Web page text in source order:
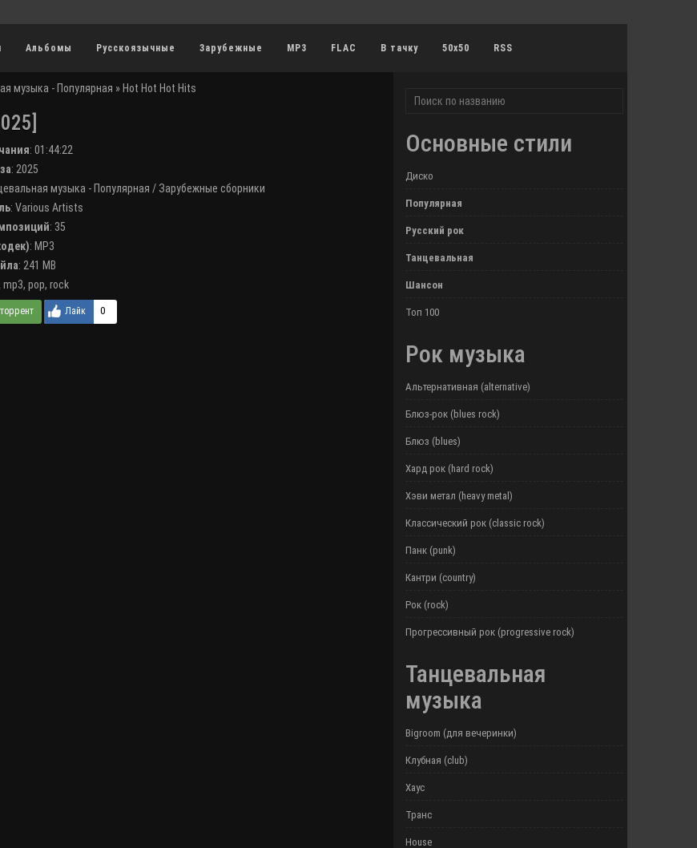
Альбомы Русскоязычные Зарубежные MP3 FLAC В тачку 50x50 RSS
музыка - Популярная » Hot Hot Hot Hits
: 01:44:22
: 2025
музыка - Популярная / Зарубежные сборники
: Various Artists
: 35
: MP3
: 241 MB
mp3, pop, rock
0
Основные стили
Диско
Популярная
Русский рок
Танцевальная
Шансон
Топ 100
Рок музыка
Альтернативная (alternative)
Блюз-рок (blues rock)
Блюз (blues)
Хард рок (hard rock)
Хэви метал (heavy metal)
Классический рок (classic rock)
Панк (punk)
Кантри (country)
Рок (rock)
Прогрессивный рок (progressive rock)
Танцевальная
музыка
Bigroom (для вечеринки)
Клубная (club)
Хаус
Транс
House